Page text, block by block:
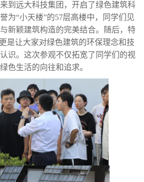
到 远大科技集团，开启了绿色建筑科
为“小天楼”的57层高楼中，同学们见
新颖建筑构造的完美结合。随后，特
是让大家对绿色建筑的环保理念和技
识。这次参观不仅拓宽了同学们的视
色生活的向往和追求。